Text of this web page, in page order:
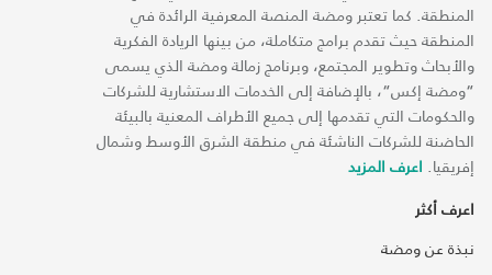
المنطقة. كما تعتبر ومضة المنصة المعرفية الرائدة في
المنطقة حيث تقدم برامج متكاملة، من بينها الريادة الفكرية
والأبحاث وتطوير المجتمع، وبرنامج زمالة ومضة الذي يسمى
“ومضة إكس“، بالإضافة إلى الخدمات الاستشارية للشركات
والحكومات التي تقدمها إلى جميع الأطراف المعنية بالبيئة
الحاضنة للشركات الناشئة في منطقة الشرق الأوسط وشمال
إفريقيا. اعرف المزيد
اعرف أكثر
نبذة عن ومضة